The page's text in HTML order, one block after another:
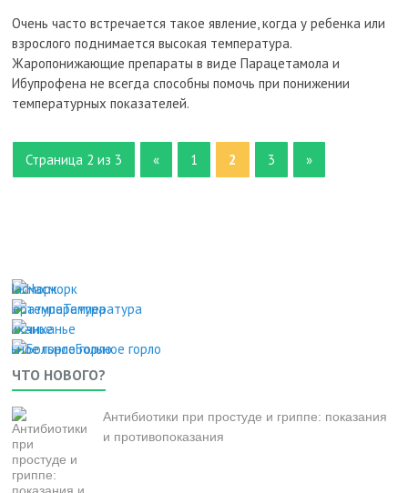
Очень часто встречается такое явление, когда у ребенка или
взрослого поднимается высокая температура.
Жаропонижающие препараты в виде Парацетамола и
Ибупрофена не всегда способны помочь при понижении
температурных показателей.
Страница 2 из 3 « 1 2 3 »
Насморк
Температура
Чиханье
Больное горло
ЧТО НОВОГО?
Антибиотики при простуде и гриппе: показания
и противопоказания